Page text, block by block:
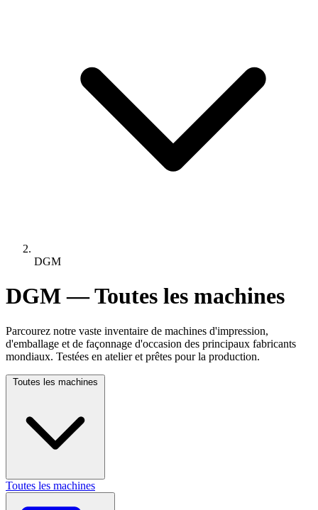
DGM
DGM — Toutes les machines
Parcourez notre vaste inventaire de machines d'impression,
d'emballage et de façonnage d'occasion des principaux fabricants
mondiaux. Testées en atelier et prêtes pour la production.
Toutes les machines
Toutes les machines